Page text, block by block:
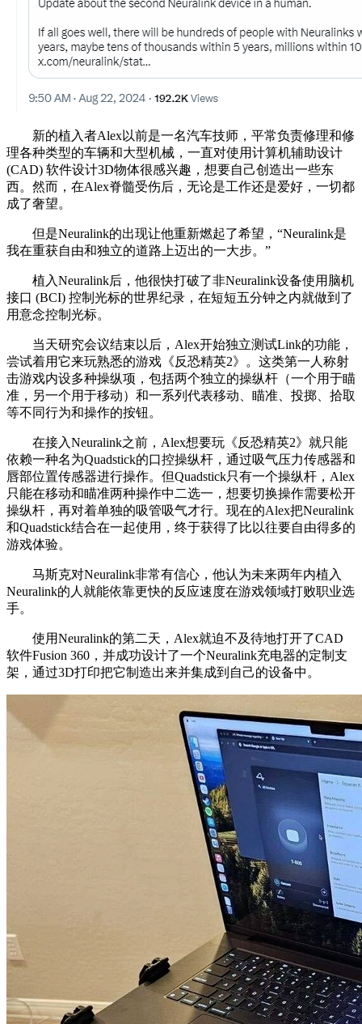
新的植入者Alex以前是一名汽车技师，平常负责修理和修
理各种类型的车辆和大型机械，一直对使用计算机辅助设计
(CAD) 软件设计3D物体很感兴趣，想要自己创造出一些东
西。然而，在Alex脊髓受伤后，无论是工作还是爱好，一切都
成了奢望。
但是Neuralink的出现让他重新燃起了希望，“Neuralink是
我在重获自由和独立的道路上迈出的一大步。”
植入Neuralink后，他很快打破了非Neuralink设备使用脑机
接口 (BCI) 控制光标的世界纪录，在短短五分钟之内就做到了
用意念控制光标。
当天研究会议结束以后，Alex开始独立测试Link的功能，
尝试着用它来玩熟悉的游戏《反恐精英2》。这类第一人称射
击游戏内设多种操纵项，包括两个独立的操纵杆（一个用于瞄
准，另一个用于移动）和一系列代表移动、瞄准、投掷、拾取
等不同行为和操作的按钮。
在接入Neuralink之前，Alex想要玩《反恐精英2》就只能
依赖一种名为Quadstick的口控操纵杆，通过吸气压力传感器和
唇部位置传感器进行操作。但Quadstick只有一个操纵杆，Alex
只能在移动和瞄准两种操作中二选一，想要切换操作需要松开
操纵杆，再对着单独的吸管吸气才行。现在的Alex把Neuralink
和Quadstick结合在一起使用，终于获得了比以往要自由得多的
游戏体验。
马斯克对Neuralink非常有信心，他认为未来两年内植入
Neuralink的人就能依靠更快的反应速度在游戏领域打败职业选
手。
使用Neuralink的第二天，Alex就迫不及待地打开了CAD
软件Fusion 360，并成功设计了一个Neuralink充电器的定制支
架，通过3D打印把它制造出来并集成到自己的设备中。